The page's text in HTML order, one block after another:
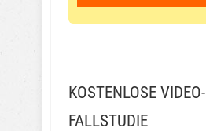
KOSTENLOSE VIDEO-
FALLSTUDIE